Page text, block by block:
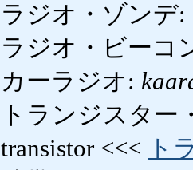
ラジオ・ゾンデ:
ラジオ・ビーコ
カーラジオ:
トランジスタ
transistor <<<
ト